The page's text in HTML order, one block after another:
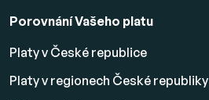
Porovnání Vašeho platu
Platy v České republice
Platy v regionech České republiky